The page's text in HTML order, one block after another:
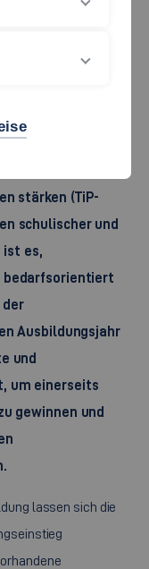
stärken (TiP-
schulischer und
ist es,
bedarfsorientiert
der
Ausbildungsjahr
und
um einerseits
gewinnen und
lassen sich die